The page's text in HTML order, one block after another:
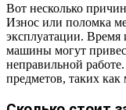
Вот несколько
Износ или поломка
эксплуатации. Время
машины могут
неправильной
предметов, таких